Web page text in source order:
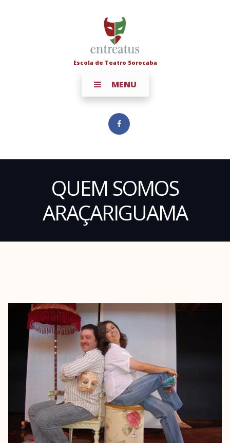
Escola de Teatro Sorocaba
MENU
QUEM SOMOS
ARAÇARIGUAMA